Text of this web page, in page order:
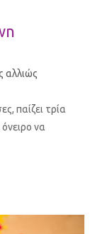
αλλιώς
παίζει τρία
να